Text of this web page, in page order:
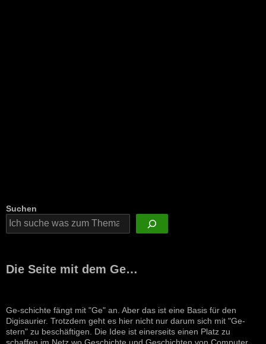
Suchen
Die Seite mit dem Ge…
Ge-schichte fängt mit "Ge" an. Aber das ist eine Basis für den
Digisaurier. Trotzdem geht es hier nicht nur darum sich mit "Ge-
stern" zu beschäftigen. Die Idee ist einerseits einen Platz zu
schaffen im Netz wo Geschichte und Geschichten von Computer,